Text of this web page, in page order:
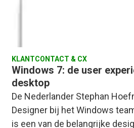
KLANTCONTACT & CX
Windows 7: de user
desktop
De Nederlander Stephan
Designer bij het Windows
is een van de belangrijke